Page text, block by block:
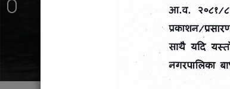
मनास्लु हिमश्रंखला
लमजुङ हिमाल
काउले पानी बाट देखिने मनोरम दृश्य